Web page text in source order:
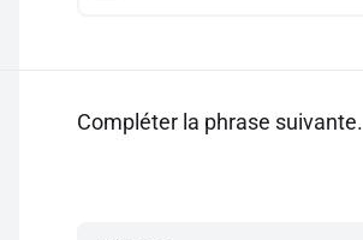
Compléter la phrase suivante.